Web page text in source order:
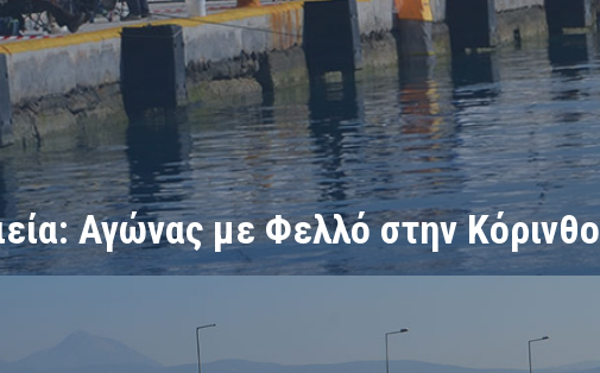
Αγώνας με Φελλό στην Κόρινθο